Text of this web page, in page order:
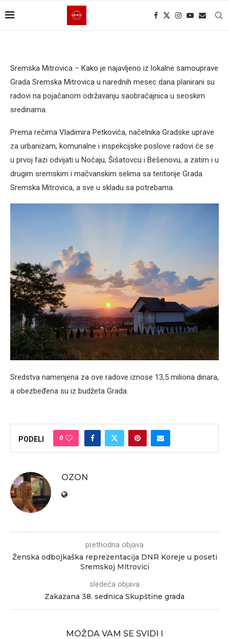
Sremska Mitrovica – Kako je najavljeno iz lokalne samouprave
Grada Sremska Mitrovica u narednih mesec dana planirani su
radovi na pojačanom održavanju saobraćajnica u seoskim
sredinama.
Prema rečima Vladimira Petkovića, načelnika Gradske uprave
za urbanizam, komunalne i inspekcijske poslove radovi će se
u prvoj fazi odvijati u Noćaju, Šišatovcu i Bešenovu, a zatim i u
drugim sremskim i mačvanskim selima sa teritorije Grada
Sremska Mitrovica, a sve u skladu sa potrebama.
Sredstva namenjena za ove radove iznose 13,5 miliona dinara,
a obezbeđena su iz budžeta Grada.
PODELI 0
OZON
prethodna objava
Ženska odbojkaška reprezentacija DNR Koreje u poseti
Sremskoj Mitrovici
sledeća objava
Zakazana 38. sednica Skupštine grada
MOŽDA VAM SE SVIDI I